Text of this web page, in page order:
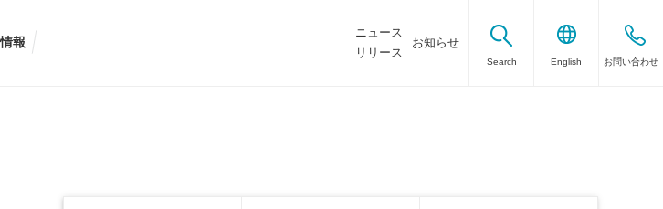
報
ニュース
リリース
お知らせ
Search English お問い合わせ